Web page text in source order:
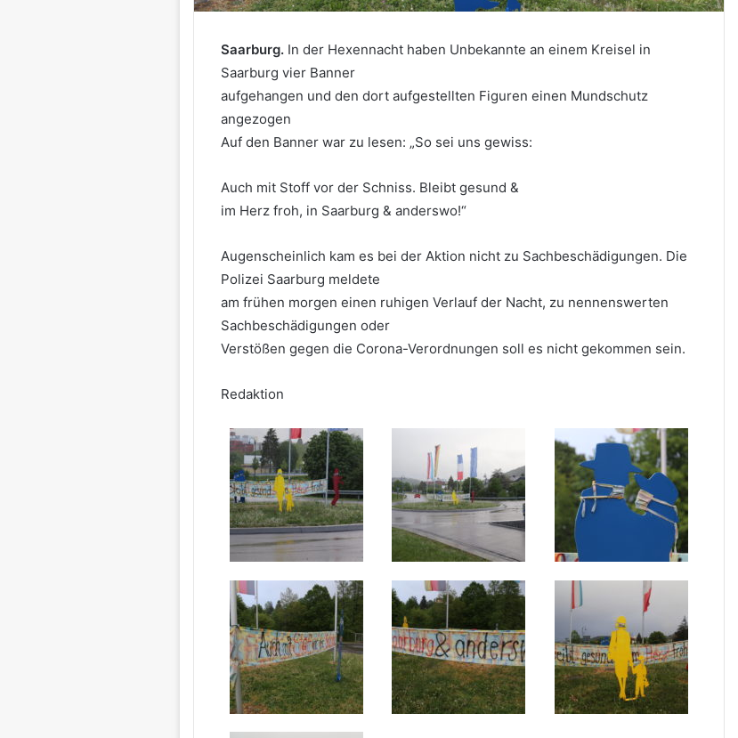
Saarburg.In der Hexennacht haben Unbekannte an einem Kreisel in
Saarburg vier Banner
aufgehangen und den dort aufgestellten Figuren einen Mundschutz
angezogen
Auf den Banner war zu lesen: „So sei uns gewiss:
Auch mit Stoff vor der Schniss. Bleibt gesund &
im Herz froh, in Saarburg & anderswo!“
Augenscheinlich kam es bei der Aktion nicht zu Sachbeschädigungen. Die
Polizei Saarburg meldete
am frühen morgen einen ruhigen Verlauf der Nacht, zu nennenswerten
Sachbeschädigungen oder
Verstößen gegen die Corona-Verordnungen soll es nicht gekommen sein.
Redaktion